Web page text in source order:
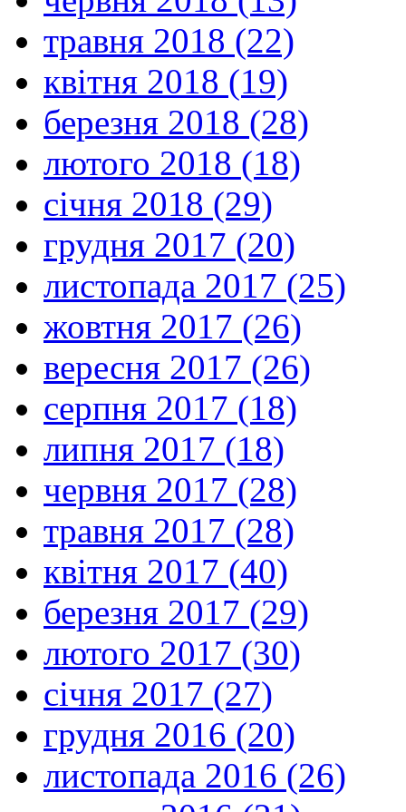
травня 2018 (22)
квітня 2018 (19)
березня 2018 (28)
лютого 2018 (18)
січня 2018 (29)
грудня 2017 (20)
листопада 2017 (25)
жовтня 2017 (26)
вересня 2017 (26)
серпня 2017 (18)
липня 2017 (18)
червня 2017 (28)
травня 2017 (28)
квітня 2017 (40)
березня 2017 (29)
лютого 2017 (30)
січня 2017 (27)
грудня 2016 (20)
листопада 2016 (26)